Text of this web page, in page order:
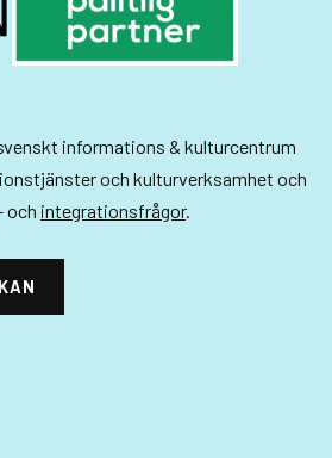
informations & kulturcentrum
och kulturverksamhet och
och integrationsfrågor.